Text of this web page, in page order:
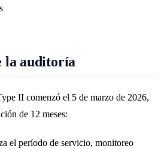
la auditoría
II comenzó el 5 de marzo de 2026,
de 12 meses:
el período de servicio, monitoreo